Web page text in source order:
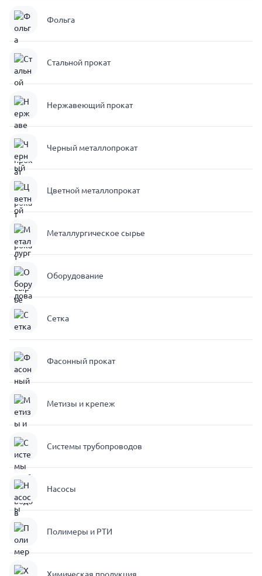
Фольга
Стальной прокат
Нержавеющий прокат
Черный металлопрокат
Цветной металлопрокат
Металлургическое сырье
Оборудование
Сетка
Фасонный прокат
Метизы и крепеж
Системы трубопроводов
Насосы
Полимеры и РТИ